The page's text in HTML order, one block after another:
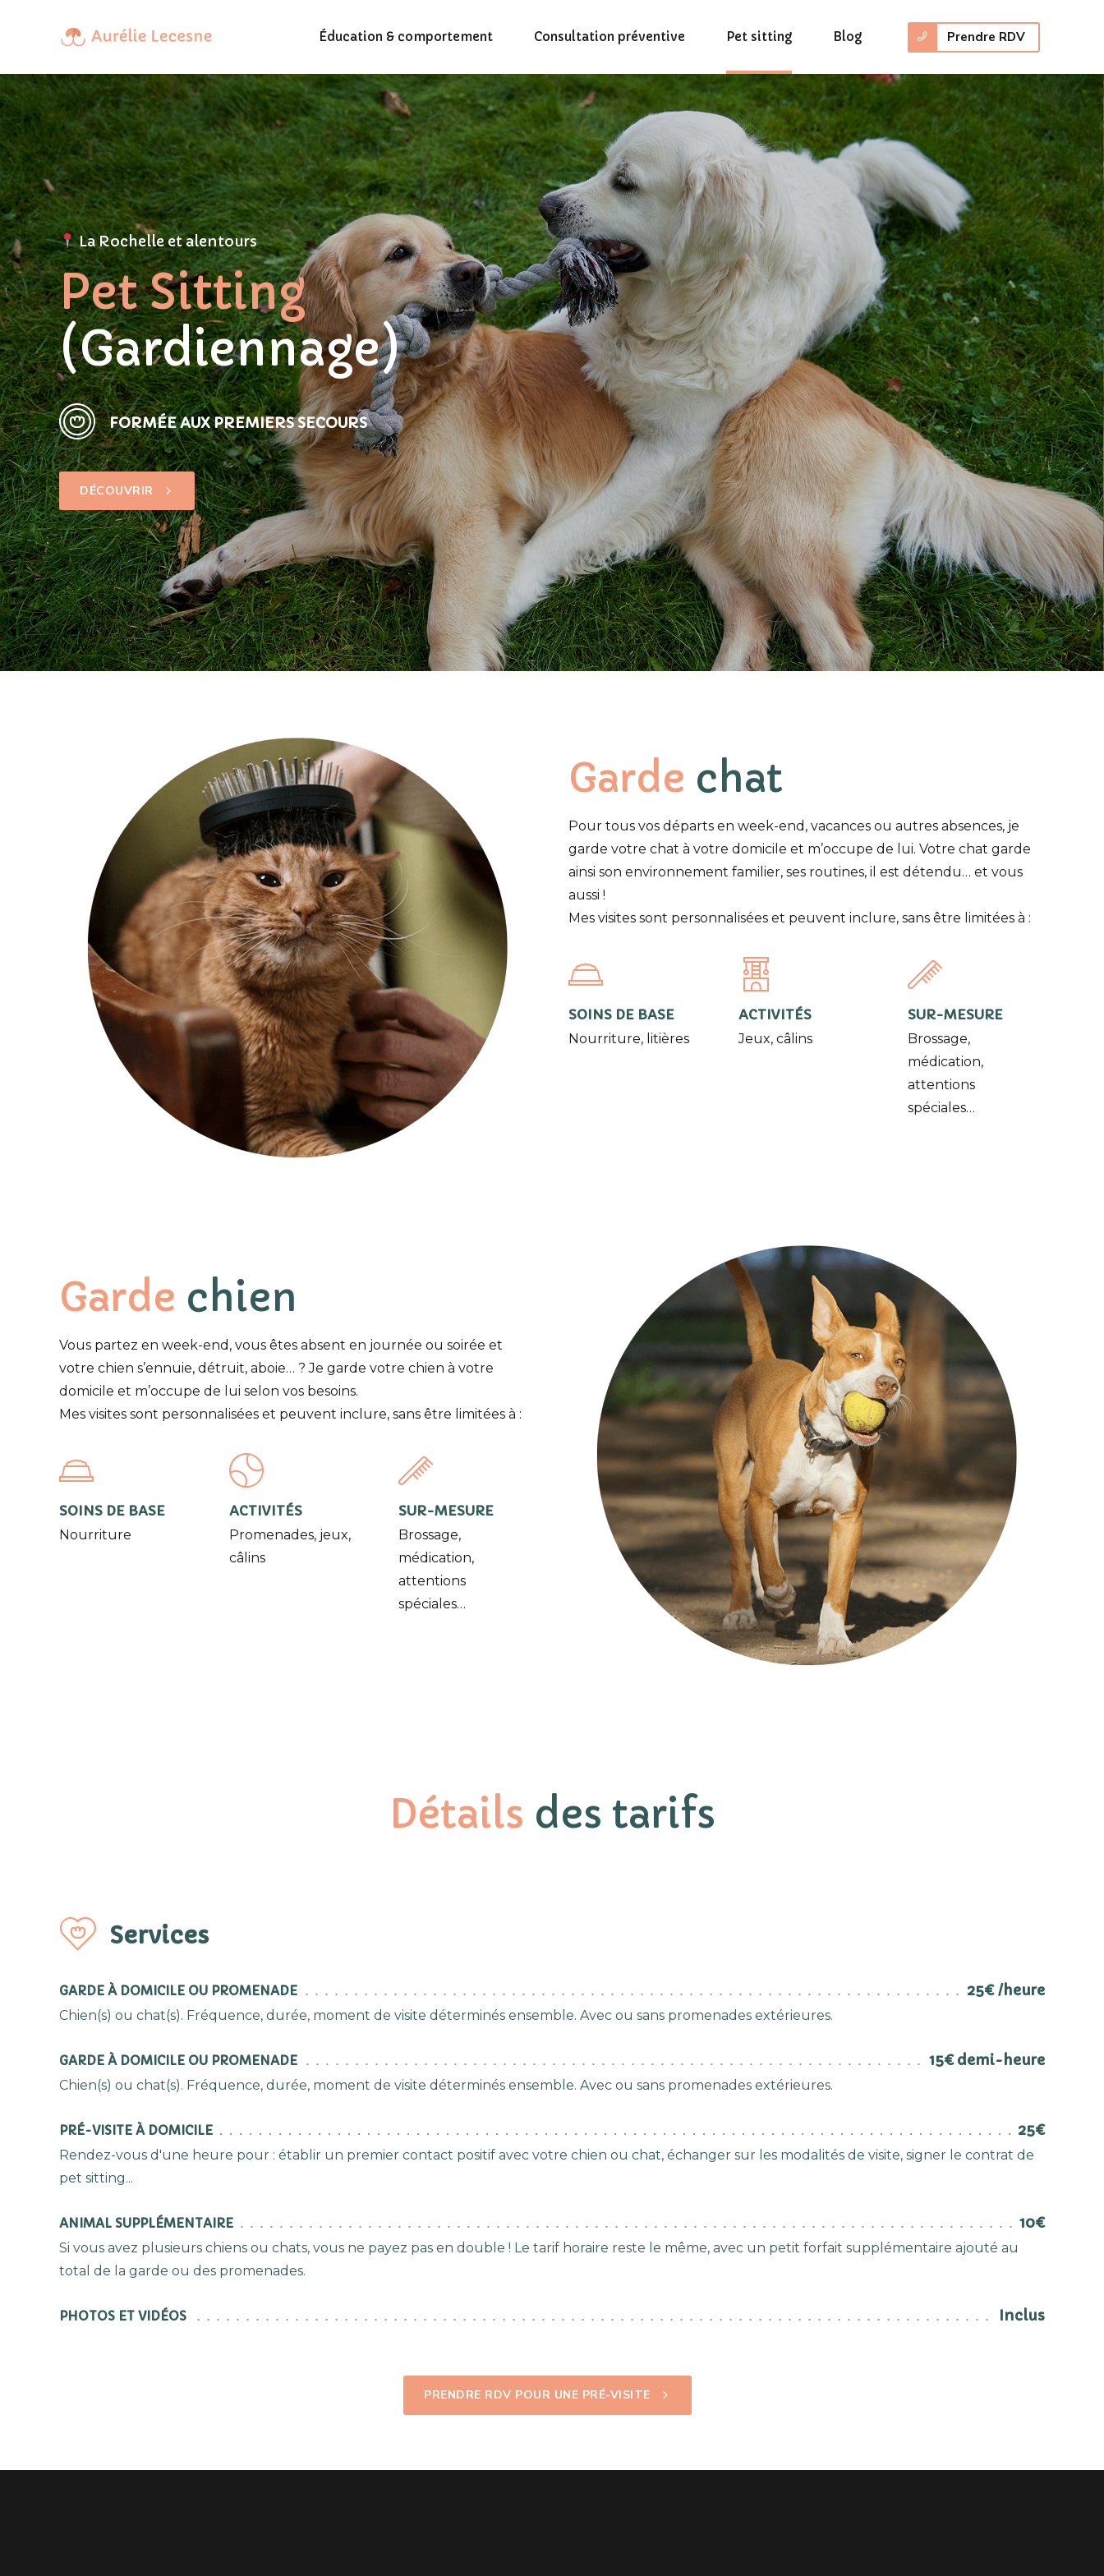
Prendre RDV
Éducation & comportement Consultation préventive Pet sitting Blog
La Rochelle et alentours
Pet Sitting
(Gardiennage)
FORMÉE AUX PREMIERS SECOURS
DÉCOUVRIR
Garde chat
Pour tous vos départs en week-end, vacances ou autres absences, je
garde votre chat à votre domicile et m’occupe de lui. Votre chat garde
ainsi son environnement familier, ses routines, il est détendu… et vous
aussi !
Mes visites sont personnalisées et peuvent inclure, sans être limitées à :
SOINS DE BASE
Nourriture, litières
ACTIVITÉS
Jeux, câlins
SUR-MESURE
Brossage,
médication,
attentions
spéciales…
Garde chien
Vous partez en week-end, vous êtes absent en journée ou soirée et
votre chien s’ennuie, détruit, aboie… ? Je garde votre chien à votre
domicile et m’occupe de lui selon vos besoins.
Mes visites sont personnalisées et peuvent inclure, sans être limitées à :
SOINS DE BASE
Nourriture
ACTIVITÉS
Promenades, jeux,
câlins
SUR-MESURE
Brossage,
médication,
attentions
spéciales…
Détails des tarifs
Services
GARDE À DOMICILE OU PROMENADE 25€ /heure
Chien(s) ou chat(s). Fréquence, durée, moment de visite déterminés ensemble. Avec ou sans promenades extérieures.
GARDE À DOMICILE OU PROMENADE 15€ demi-heure
Chien(s) ou chat(s). Fréquence, durée, moment de visite déterminés ensemble. Avec ou sans promenades extérieures.
PRÉ-VISITE À DOMICILE 25€
Rendez-vous d'une heure pour : établir un premier contact positif avec votre chien ou chat, échanger sur les modalités de visite, signer le contrat de
pet sitting...
ANIMAL SUPPLÉMENTAIRE 10€
Si vous avez plusieurs chiens ou chats, vous ne payez pas en double ! Le tarif horaire reste le même, avec un petit forfait supplémentaire ajouté au
total de la garde ou des promenades.
PHOTOS ET VIDÉOS Inclus
PRENDRE RDV POUR UNE PRÉ-VISITE